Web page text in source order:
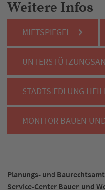
Weitere Infos
MIETSPIEGEL
STADTSIEDLUNG
MONITOR BAUEN
Planungs- und Baurechtsamt
Service-Center Bauen und